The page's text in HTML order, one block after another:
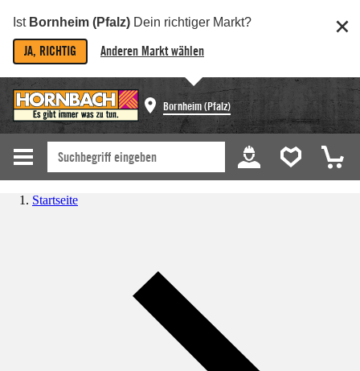
Ist Bornheim (Pfalz) Dein richtiger Markt?
JA, RICHTIG Anderen Markt wählen
Bornheim (Pfalz)
Startseite